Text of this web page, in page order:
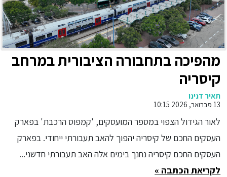
מהפיכה בתחבורה הציבורית במרחב
קיסריה
תאיר דנינו
13 פברואר, 2026 10:15
לאור הגידול הצפוי במספר המועסקים, 'קמפוס הרכבת' בפארק
העסקים החכם של קיסריה יהפוך להאב תעבורתי ייחודי. בפארק
העסקים החכם קיסריה נחנך בימים אלה האב תעבורתי חדשני...
לקריאת הכתבה »